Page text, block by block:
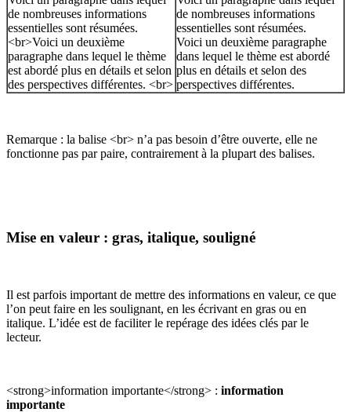
de nombreuses informations
essentielles sont résumées.
<br>Voici un deuxième
paragraphe dans lequel le thème
est abordé plus en détails et selon
des perspectives différentes. <br>
de nombreuses informations
essentielles sont résumées.
Voici un deuxième paragraphe
dans lequel le thème est abordé
plus en détails et selon des
perspectives différentes.
Remarque : la balise <br> n’a pas besoin d’être ouverte, elle ne
fonctionne pas par paire, contrairement à la plupart des balises.
Mise en valeur : gras, italique, souligné
Il est parfois important de mettre des informations en valeur, ce que
l’on peut faire en les soulignant, en les écrivant en gras ou en
italique. L’idée est de faciliter le repérage des idées clés par le
lecteur.
<strong>information importante</strong> : information
importante